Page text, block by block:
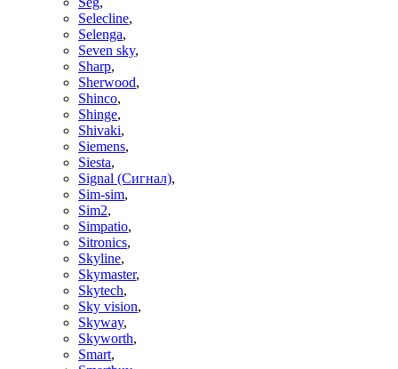
Selecline,
Selenga,
Seven sky,
Sharp,
Sherwood,
Shinco,
Shinge,
Shivaki,
Siemens,
Siesta,
Signal (Сигнал),
Sim-sim,
Sim2,
Simpatio,
Sitronics,
Skyline,
Skymaster,
Skytech,
Sky vision,
Skyway,
Skyworth,
Smart,